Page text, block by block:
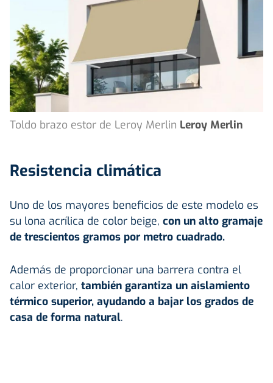
Toldo brazo estor de Leroy Merlin Leroy Merlin
Resistencia climática
Uno de los mayores beneficios de este modelo es
su lona acrílica de color beige, con un alto gramaje
de trescientos gramos por metro cuadrado.
Además de proporcionar una barrera contra el
calor exterior, también garantiza un aislamiento
térmico superior, ayudando a bajar los grados de
casa de forma natural.